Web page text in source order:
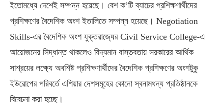
ইতোমধ্যে দেশেই সম্পন্ন হয়েছে। বেশ ক’টি ব্যাচের প্রশিক্ষণার্থীদের
প্রশিক্ষণের বৈদেশিক অংশ ইতালিতে সম্পন্ন হয়েছে। Negotiation
Skills-এর বৈদেশিক অংশ যুক্তরাজ্যের Civil Service College-এ
আয়োজনের সিদ্ধান্ত থাকলেও বিদ্যমান বাস্তবতায় সরকারের আর্থিক
সাশ্রয়ের লক্ষ্যে অবশিষ্ট প্রশিক্ষণার্থীদের বৈদেশিক প্রশিক্ষণের অংশটুকু
ইউরোপের পরিবর্তে এশিয়ার দেশসমূহের কোনো স্বনামধন্য প্রতিষ্ঠানকে
বিবেচনা করা হচ্ছে।